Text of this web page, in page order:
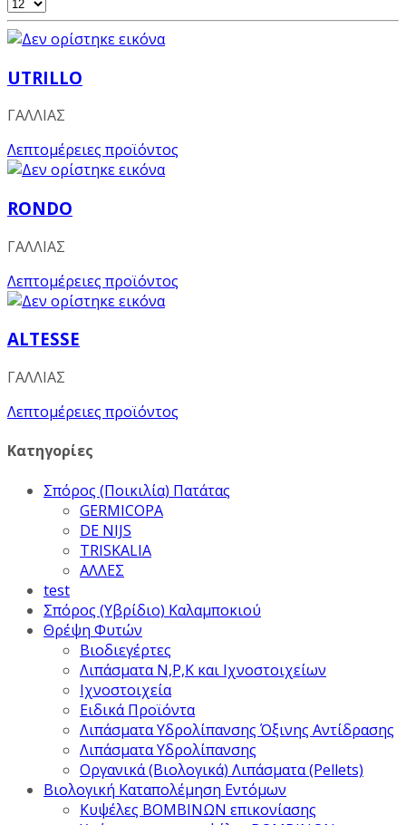
UTRILLO
ΓΑΛΛΙΑΣ
Λεπτομέρειες προϊόντος
RONDO
ΓΑΛΛΙΑΣ
Λεπτομέρειες προϊόντος
ALTESSE
ΓΑΛΛΙΑΣ
Λεπτομέρειες προϊόντος
Κατηγορίες
Σπόρος (Ποικιλία) Πατάτας
GERMICOPA
DE NIJS
TRISKALIA
ΑΛΛΕΣ
test
Σπόρος (Υβρίδιο) Καλαμποκιού
Θρέψη Φυτών
Βιοδιεγέρτες
Λιπάσματα Ν,Ρ,Κ και Ιχνοστοιχείων
Ιχνοστοιχεία
Ειδικά Προϊόντα
Λιπάσματα Υδρολίπανσης Όξινης Αντίδρασης
Λιπάσματα Υδρολίπανσης
Οργανικά (Βιολογικά) Λιπάσματα (Pellets)
Βιολογική Καταπολέμηση Εντόμων
Κυψέλες ΒΟΜΒΙΝΩΝ επικονίασης